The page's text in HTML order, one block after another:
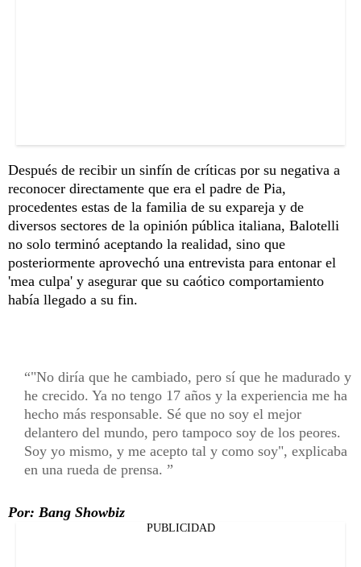
Después de recibir un sinfín de críticas por su negativa a
reconocer directamente que era el padre de Pia,
procedentes estas de la familia de su expareja y de
diversos sectores de la opinión pública italiana, Balotelli
no solo terminó aceptando la realidad, sino que
posteriormente aprovechó una entrevista para entonar el
'mea culpa' y asegurar que su caótico comportamiento
había llegado a su fin.
"No diría que he cambiado, pero sí que he madurado y
he crecido. Ya no tengo 17 años y la experiencia me ha
hecho más responsable. Sé que no soy el mejor
delantero del mundo, pero tampoco soy de los peores.
Soy yo mismo, y me acepto tal y como soy", explicaba
en una rueda de prensa.
Por: Bang Showbiz
PUBLICIDAD